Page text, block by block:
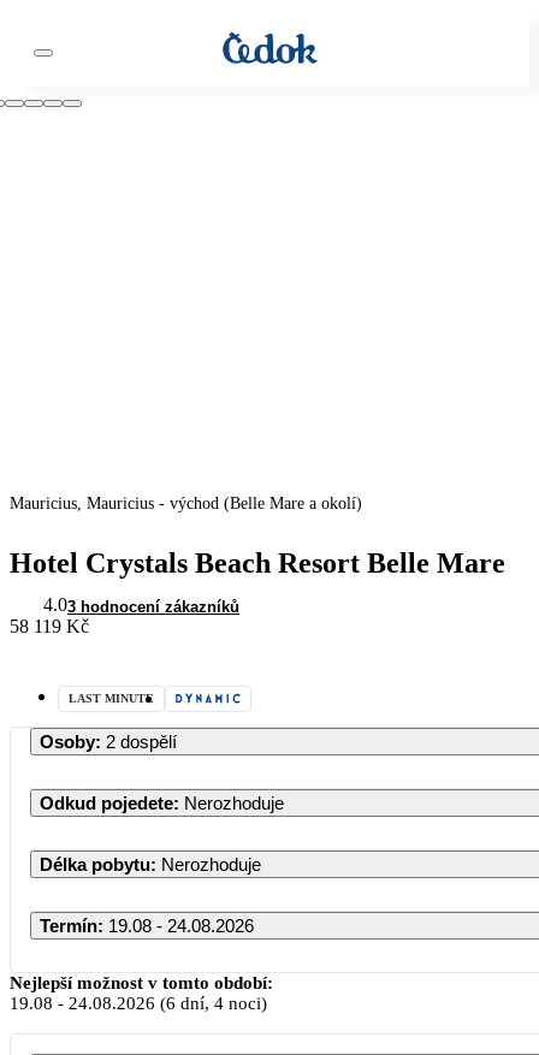
Mauricius, Mauricius - východ (Belle Mare a okolí)
Hotel Crystals Beach Resort Belle Mare
4.03 hodnocení zákazníků
58 119 Kč
LAST MINUTE
Osoby: 2 dospělí
Odkud pojedete: Nerozhoduje
Délka pobytu: Nerozhoduje
Termín: 19.08 - 24.08.2026
Srpen 2026
PO ÚT ST ČT PÁ
Nejlepší možnost v tomto období:
19.08 - 24.08.2026 (6 dní, 4 noci)